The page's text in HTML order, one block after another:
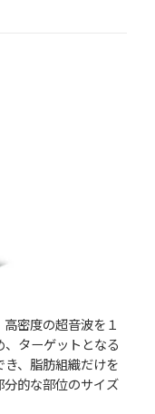
密度の超音波を１
ターゲットとなる
、脂肪組織だけを
的な部位のサイズ